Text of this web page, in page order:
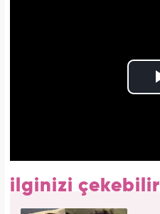
ilginizi çekebilir